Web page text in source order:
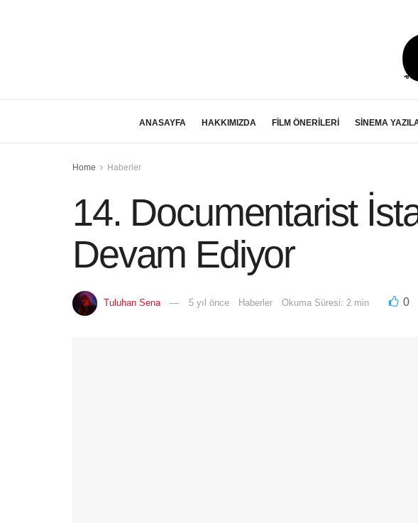
ANASAYFA HAKKIMIZDA FİLM ÖNERİLERİ SİNEMA
Home Haberler
14. Documentarist
Devam Ediyor
Tuluhan Sena 5 yıl önce Haberler Okuma Süresi: 2 min 0